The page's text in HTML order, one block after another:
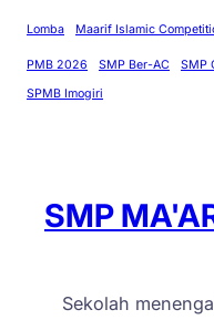
Lomba Maarif Islamic
PMB 2026 SMP Ber-AC SMP
SPMB Imogiri
SMP
Sekolah